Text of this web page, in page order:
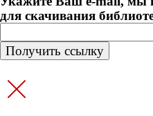
для скачивания